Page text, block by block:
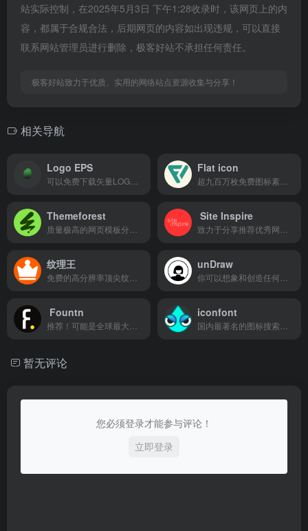
站实际控制，在2025年5月3日 下午1:28收录时，该网页上的内
容，都属于合规合法，后期网页的内容如出现违规，可以直接
联系网站管理员进行删除，极客好站不承担任何责任。
极客好站致力于优质、实用的网络站点资源收集与分享！
相关导航
Logo EPS Flat icon
Themeforest Site Inspire
纹理王 unDraw
Fountn iconfont
暂无评论
您必须登录才能参与评论！
立即登录